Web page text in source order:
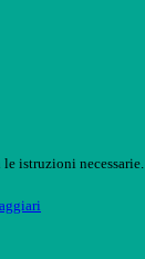
istruzioni necessarie.